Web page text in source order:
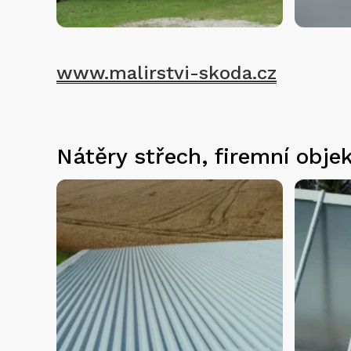
www.malirstvi-skoda.cz
Nátěry střech, firemní